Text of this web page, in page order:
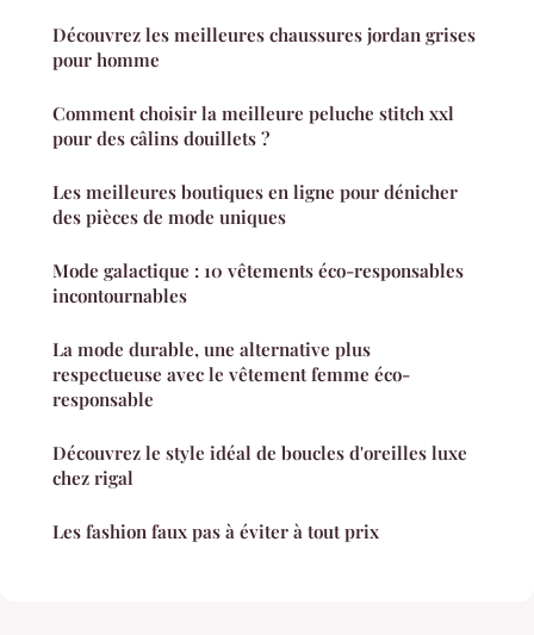
Découvrez les meilleures chaussures jordan grises
pour homme
Comment choisir la meilleure peluche stitch xxl
pour des câlins douillets ?
Les meilleures boutiques en ligne pour dénicher
des pièces de mode uniques
Mode galactique : 10 vêtements éco-responsables
incontournables
La mode durable, une alternative plus
respectueuse avec le vêtement femme éco-
responsable
Découvrez le style idéal de boucles d'oreilles luxe
chez rigal
Les fashion faux pas à éviter à tout prix